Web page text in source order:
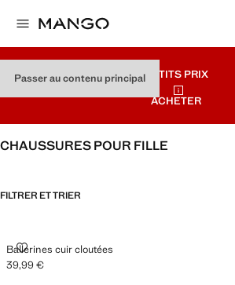
Passer au contenu principalPETITS PRIX
ACHETER
CHAUSSURES POUR FILLE
FILTRER ET TRIER
Ballerines cuir cloutées
BALLERINES CUIR CLOUTÉES
Prix actuel [39,99 € ]
39,99 €